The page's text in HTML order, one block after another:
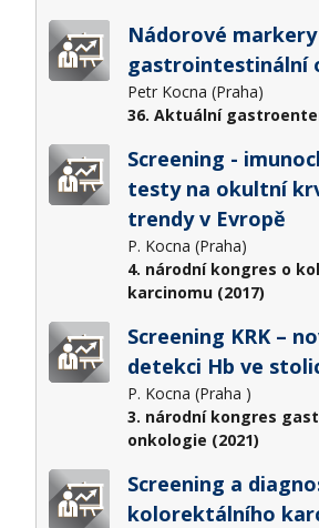
Nádorové
gastrointestinální
Petr Kocna (Praha)
36. Aktuální
Screening -
testy na okultní
trendy v Evropě
P. Kocna (Praha)
4. národní kongres o
karcinomu (2017)
Screening KRK –
detekci Hb ve
P. Kocna (Praha )
3. národní kongres
onkologie (2021)
Screening a
kolorektálního